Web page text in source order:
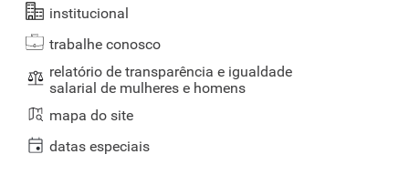
institucional
trabalhe conosco
relatório de transparência e igualdade
salarial de mulheres e homens
mapa do site
datas especiais